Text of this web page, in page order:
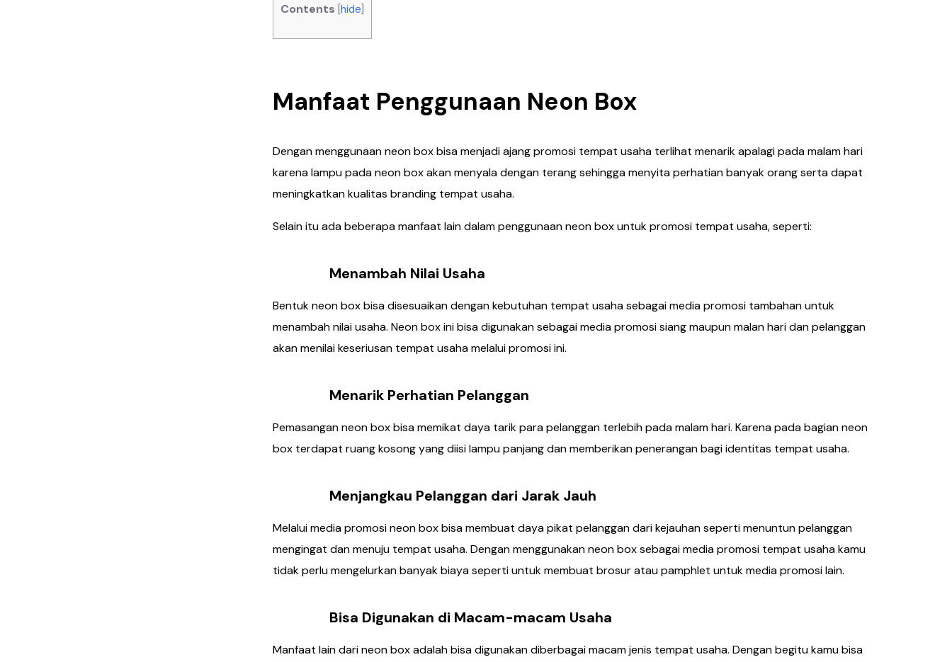
Contents hide
Manfaat Penggunaan Neon Box
Dengan menggunaan neon box bisa menjadi ajang promosi tempat usaha terlihat menarik apalagi pada malam hari
karena lampu pada neon box akan menyala dengan terang sehingga menyita perhatian banyak orang serta dapat
meningkatkan kualitas branding tempat usaha.
Selain itu ada beberapa manfaat lain dalam penggunaan neon box untuk promosi tempat usaha, seperti:
Menambah Nilai Usaha
Bentuk neon box bisa disesuaikan dengan kebutuhan tempat usaha sebagai media promosi tambahan untuk
menambah nilai usaha. Neon box ini bisa digunakan sebagai media promosi siang maupun malan hari dan pelanggan
akan menilai keseriusan tempat usaha melalui promosi ini.
Menarik Perhatian Pelanggan
Pemasangan neon box bisa memikat daya tarik para pelanggan terlebih pada malam hari. Karena pada bagian neon
box terdapat ruang kosong yang diisi lampu panjang dan memberikan penerangan bagi identitas tempat usaha.
Menjangkau Pelanggan dari Jarak Jauh
Melalui media promosi neon box bisa membuat daya pikat pelanggan dari kejauhan seperti menuntun pelanggan
mengingat dan menuju tempat usaha. Dengan menggunakan neon box sebagai media promosi tempat usaha kamu
tidak perlu mengelurkan banyak biaya seperti untuk membuat brosur atau pamphlet untuk media promosi lain.
Bisa Digunakan di Macam-macam Usaha
Manfaat lain dari neon box adalah bisa digunakan diberbagai macam jenis tempat usaha. Dengan begitu kamu bisa